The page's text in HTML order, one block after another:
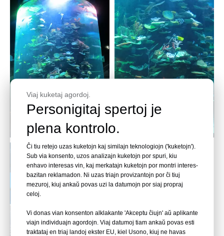
Viaj kuketaj agordoj.
Personigitaj spertoj je
plena kontrolo.
Ĉi tiu retejo uzas kuketojn kaj similajn teknologiojn ('kuketojn').
Sub via konsento, uzos analizajn kuketojn por spuri, kiu
enhavo interesas vin, kaj merkatajn kuketojn por montri interes-
bazitan reklamadon. Ni uzas triajn provizantojn por ĉi tiuj
mezuroj, kiuj ankaŭ povas uzi la datumojn por siaj propraj
celoj.
Vi donas vian konsenton alklakante 'Akceptu ĉiujn' aŭ aplikante
viajn individuajn agordojn. Viaj datumoj tiam ankaŭ povas esti
traktataj en triaj landoj ekster EU, kiel Usono, kiuj ne havas